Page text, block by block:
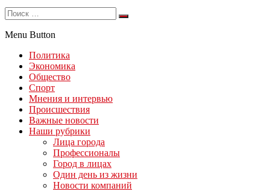
Menu Button
Политика
Экономика
Общество
Спорт
Мнения и интервью
Происшествия
Важные новости
Наши рубрики
Лица города
Профессионалы
Город в лицах
Один день из жизни
Новости компаний